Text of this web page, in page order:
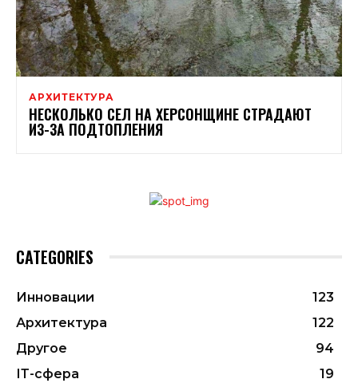
АРХИТЕКТУРА
НЕСКОЛЬКО СЕЛ НА ХЕРСОНЩИНЕ СТРАДАЮТ
ИЗ-ЗА ПОДТОПЛЕНИЯ
CATEGORIES
Инновации
123
Архитектура
122
Другое
94
ІТ-сфера
19